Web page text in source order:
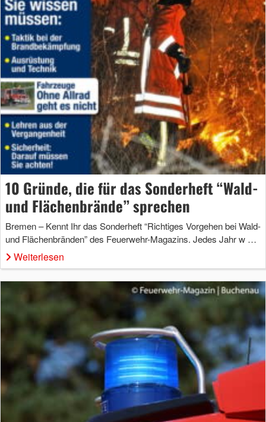
10 Gründe, die für das Sonderheft “Wald-
und Flächenbrände” sprechen
Bremen – Kennt Ihr das Sonderheft “Richtiges Vorgehen bei Wald-
und Flächenbränden” des Feuerwehr-Magazins. Jedes Jahr w …
Weiterlesen